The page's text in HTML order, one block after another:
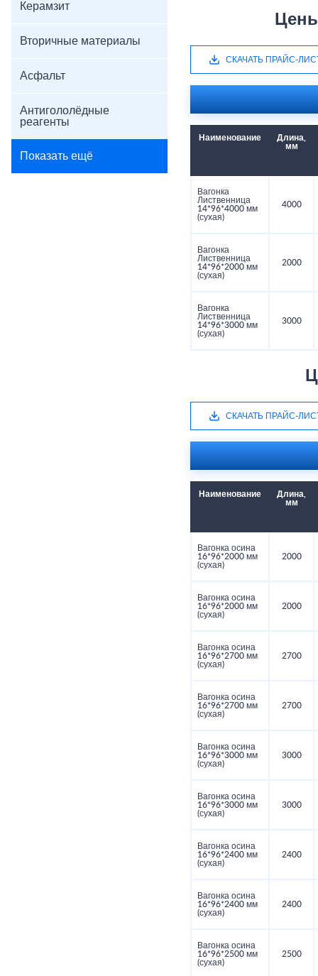
Керамзит
Вторичные материалы
Асфальт
Антигололёдные
реагенты
Показать ещё
СКАЧАТЬ ПРАЙС-
Наименование
Длина,
мм
Вагонка
Лиственница
14*96*4000 мм
(сухая)
4000
Вагонка
Лиственница
14*96*2000 мм
(сухая)
2000
Вагонка
Лиственница
14*96*3000 мм
(сухая)
3000
СКАЧАТЬ ПРАЙС-
Наименование
Длина,
мм
Вагонка осина
16*96*2000 мм
(сухая)
2000
Вагонка осина
16*96*2000 мм
(сухая)
2000
Вагонка осина
16*96*2700 мм
(сухая)
2700
Вагонка осина
16*96*2700 мм
(сухая)
2700
Вагонка осина
16*96*3000 мм
(сухая)
3000
Вагонка осина
16*96*3000 мм
(сухая)
3000
Вагонка осина
16*96*2400 мм
(сухая)
2400
Вагонка осина
16*96*2400 мм
(сухая)
2400
Вагонка осина
16*96*2500 мм
(сухая)
2500